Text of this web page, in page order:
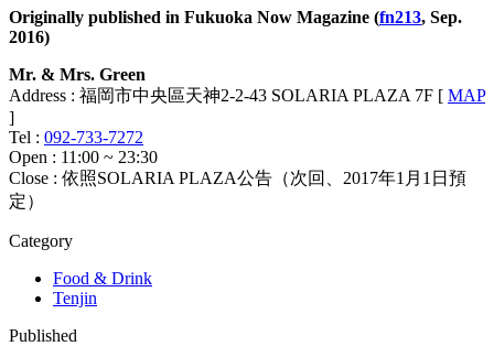
Originally published in Fukuoka Now Magazine (fn213, Sep.
2016)
Mr. & Mrs. Green
Address : 福岡市中央區天神2-2-43 SOLARIA PLAZA 7F [ MAP
]
Tel : 092-733-7272
Open : 11:00 ~ 23:30
Close : 依照SOLARIA PLAZA公告（次回、2017年1月1日預
定）
Category
Food & Drink
Tenjin
Published